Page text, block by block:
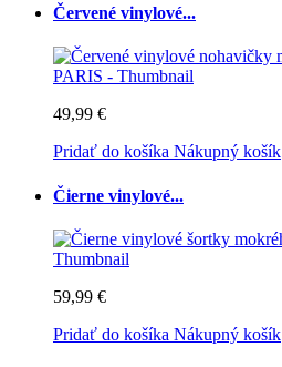
Červené vinylové...
49,99 €
Pridať do košíka Nákupný košík
Čierne vinylové...
59,99 €
Pridať do košíka Nákupný košík